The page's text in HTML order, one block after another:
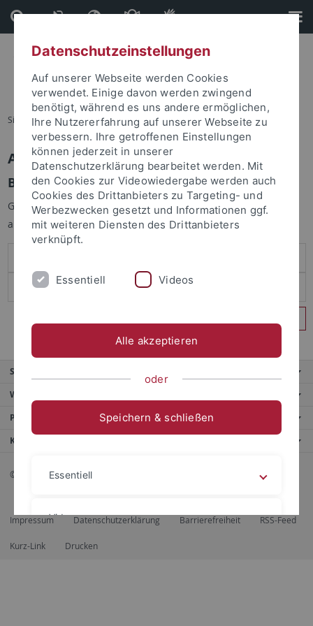
Direkt
zum
Inhalt
Direkt
zur
Fußleiste
Sie sind hier: Startseite
Anmelden
Benutzeranmeldung
Geben Sie Ihren Benutzernamen und Ihr Passwort an um sich
anzumelden:
Service
Weitere Angebote
Portale
Kontaktinfo
© 2026 Eberhard Karls Universität Tübingen, Tübingen
Impressum Datenschutzerklärung Barrierefreiheit RSS-Feed
Kurz-Link Drucken
Datenschutzeinstellungen
Auf unserer Webseite werden Cookies
verwendet. Einige davon werden zwingend
benötigt, während es uns andere ermöglichen,
Ihre Nutzererfahrung auf unserer Webseite zu
verbessern. Ihre getroffenen Einstellungen
können jederzeit in unserer
Datenschutzerklärung bearbeitet werden. Mit
den Cookies zur Videowiedergabe werden auch
Cookies des Drittanbieters zu Targeting- und
Werbezwecken gesetzt und Informationen ggf.
mit weiteren Diensten des Drittanbieters
verknüpft.
Essentiell Videos
Alle akzeptieren
oder
Speichern & schließen
Essentiell
Videos